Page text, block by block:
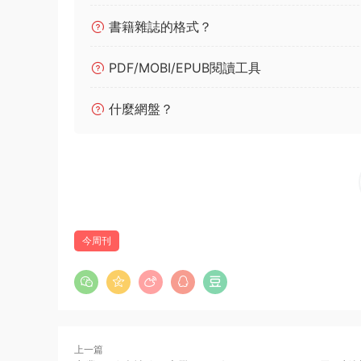
書籍雜誌的格式？
PDF/MOBI/EPUB閱讀工具
什麼網盤？
今周刊
上一篇